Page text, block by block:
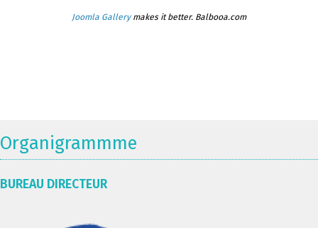
Joomla Gallerymakes it better. Balbooa.com
Organigrammme
BUREAU DIRECTEUR